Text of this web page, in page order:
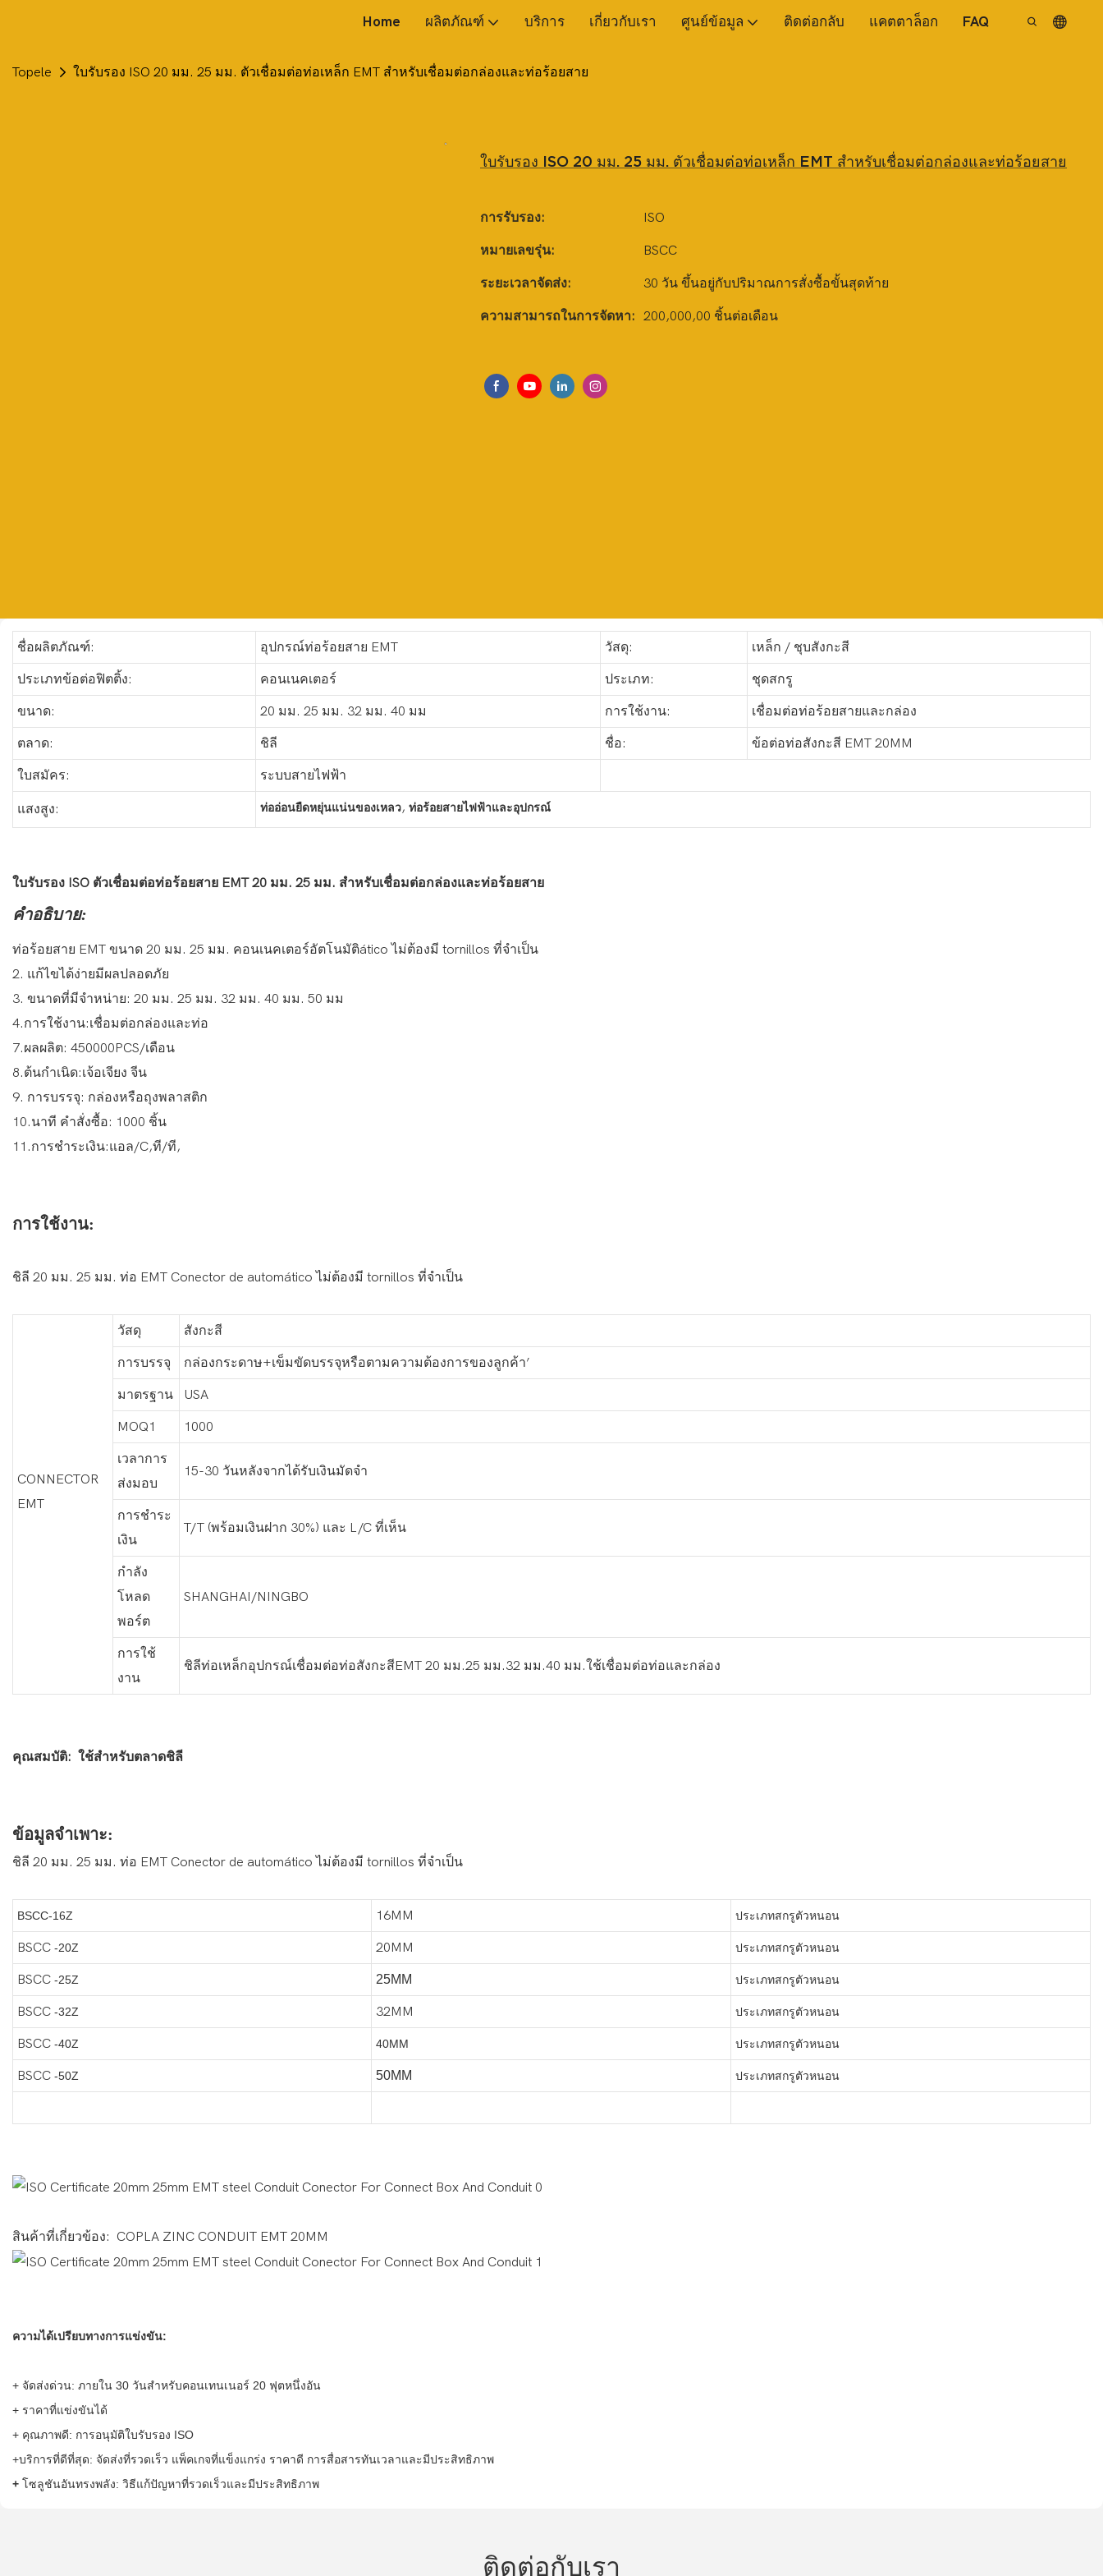
Home ผลิตภัณฑ์ บริการ เกี่ยวกับเรา ศูนย์ข้อมูล ติดต่อกลับ แคตตาล็อก FAQ
Topele ใบรับรอง ISO 20 มม. 25 มม. ตัวเชื่อมต่อท่อเหล็ก EMT สำหรับเชื่อมต่อกล่องและท่อร้อยสาย
ใบรับรอง ISO 20 มม. 25 มม. ตัวเชื่อมต่อท่อเหล็ก EMT สำหรับเชื่อมต่อกล่องและท่อร้อยสาย
การรับรอง: ISO
หมายเลขรุ่น: BSCC
ระยะเวลาจัดส่ง: 30 วัน ขึ้นอยู่กับปริมาณการสั่งซื้อขั้นสุดท้าย
ความสามารถในการจัดหา: 200,000,00 ชิ้นต่อเดือน
ชื่อผลิตภัณฑ์: อุปกรณ์ท่อร้อยสาย EMT วัสดุ: เหล็ก / ชุบสังกะสี
ประเภทข้อต่อฟิตติ้ง: คอนเนคเตอร์ ประเภท: ชุดสกรู
ขนาด: 20 มม. 25 มม. 32 มม. 40 มม การใช้งาน: เชื่อมต่อท่อร้อยสายและกล่อง
ตลาด: ชิลี ชื่อ: ข้อต่อท่อสังกะสี EMT 20MM
ใบสมัคร: ระบบสายไฟฟ้า
แสงสูง: ท่ออ่อนยืดหยุ่นแน่นของเหลว, ท่อร้อยสายไฟฟ้าและอุปกรณ์
ใบรับรอง ISO ตัวเชื่อมต่อท่อร้อยสาย EMT 20 มม. 25 มม. สำหรับเชื่อมต่อกล่องและท่อร้อยสาย
คำอธิบาย:
ท่อร้อยสาย EMT ขนาด 20 มม. 25 มม. คอนเนคเตอร์อัตโนมัติático ไม่ต้องมี tornillos ที่จำเป็น
2. แก้ไขได้ง่ายมีผลปลอดภัย
3. ขนาดที่มีจำหน่าย: 20 มม. 25 มม. 32 มม. 40 มม. 50 มม
4.การใช้งาน:เชื่อมต่อกล่องและท่อ
7.ผลผลิต: 450000PCS/เดือน
8.ต้นกำเนิด:เจ้อเจียง จีน
9. การบรรจุ: กล่องหรือถุงพลาสติก
10.นาที คำสั่งซื้อ: 1000 ชิ้น
11.การชำระเงิน:แอล/C,ที/ที,
การใช้งาน:
ชิลี 20 มม. 25 มม. ท่อ EMT Conector de automático ไม่ต้องมี tornillos ที่จำเป็น
CONNECTOR
EMT
วัสดุ สังกะสี
การบรรจุ กล่องกระดาษ+เข็มขัดบรรจุหรือตามความต้องการของลูกค้า’
มาตรฐาน USA
MOQ1 1000
เวลาการ
ส่งมอบ
15-30 วันหลังจากได้รับเงินมัดจำ
การชำระ
เงิน
T/T (พร้อมเงินฝาก 30%) และ L/C ที่เห็น
กำลัง
โหลด
พอร์ต
SHANGHAI/NINGBO
การใช้
งาน
ชิลีท่อเหล็กอุปกรณ์เชื่อมต่อท่อสังกะสีEMT 20 มม.25 มม.32 มม.40 มม.ใช้เชื่อมต่อท่อและกล่อง
คุณสมบัติ: ใช้สำหรับตลาดชิลี
ข้อมูลจำเพาะ:
ชิลี 20 มม. 25 มม. ท่อ EMT Conector de automático ไม่ต้องมี tornillos ที่จำเป็น
BSCC-16Z 16MM ประเภทสกรูตัวหนอน
BSCC -20Z 20MM ประเภทสกรูตัวหนอน
BSCC -25Z 25MM ประเภทสกรูตัวหนอน
BSCC -32Z 32MM ประเภทสกรูตัวหนอน
BSCC -40Z 40MM ประเภทสกรูตัวหนอน
BSCC -50Z 50MM ประเภทสกรูตัวหนอน
สินค้าที่เกี่ยวข้อง: COPLA ZINC CONDUIT EMT 20MM
ความได้เปรียบทางการแข่งขัน:
+ จัดส่งด่วน: ภายใน 30 วันสำหรับคอนเทนเนอร์ 20 ฟุตหนึ่งอัน
+ ราคาที่แข่งขันได้
+ คุณภาพดี: การอนุมัติใบรับรอง ISO
+บริการที่ดีที่สุด: จัดส่งที่รวดเร็ว แพ็คเกจที่แข็งแกร่ง ราคาดี การสื่อสารทันเวลาและมีประสิทธิภาพ
+ โซลูชันอันทรงพลัง: วิธีแก้ปัญหาที่รวดเร็วและมีประสิทธิภาพ
ติดต่อกับเรา